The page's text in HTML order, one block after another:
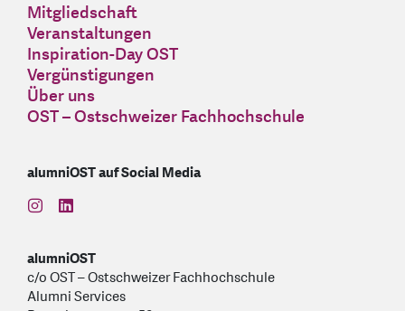
Mitgliedschaft
Veranstaltungen
Inspiration-Day OST
Vergünstigungen
Über uns
OST – Ostschweizer Fachhochschule
alumniOST auf Social Media
find us on: instagram
find us on: linkedin
alumniOST
c/o OST – Ostschweizer Fachhochschule
Alumni Services